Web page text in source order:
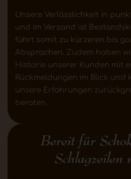
Unsere Verlässlichkeit in
und im Versand ist
führt somit zu kürzeren bis
Absprachen. Zudem haben
Historie unserer Kunden mit
Rückmeldungen im Blick und
unsere Erfahrungen
beraten.
Bereit für
Schlagzeilen